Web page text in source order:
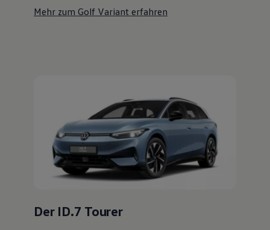
Volkswagen Kundenbetreuung
Mehr zum Golf Variant erfahren
Der ID.7 Tourer